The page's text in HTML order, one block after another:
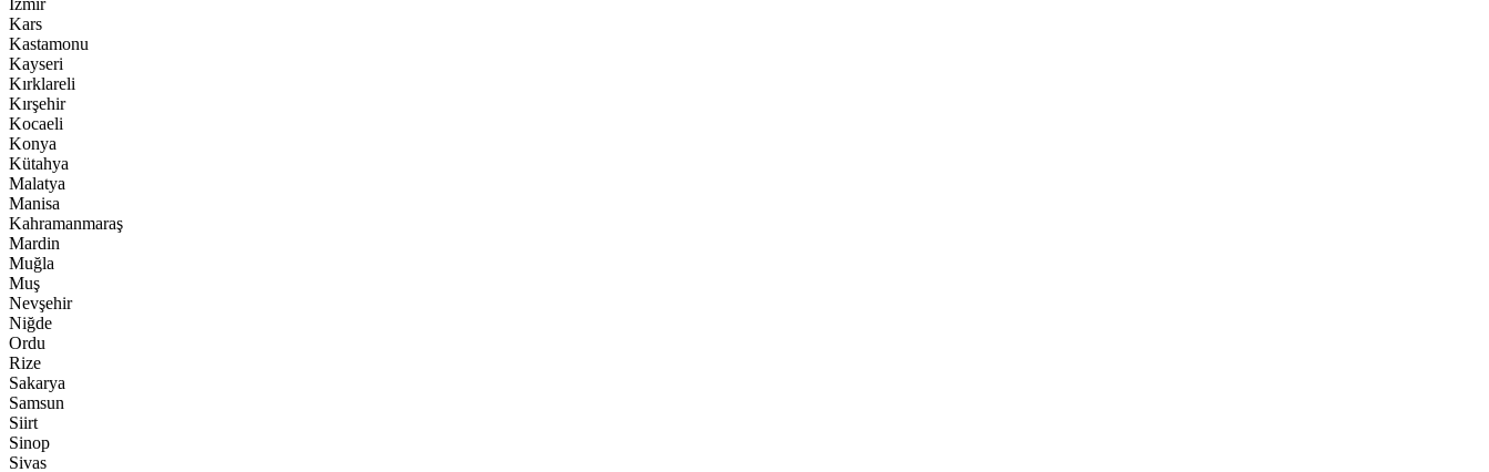
İzmir
Kars
Kastamonu
Kayseri
Kırklareli
Kırşehir
Kocaeli
Konya
Kütahya
Malatya
Manisa
Kahramanmaraş
Mardin
Muğla
Muş
Nevşehir
Niğde
Ordu
Rize
Sakarya
Samsun
Siirt
Sinop
Sivas